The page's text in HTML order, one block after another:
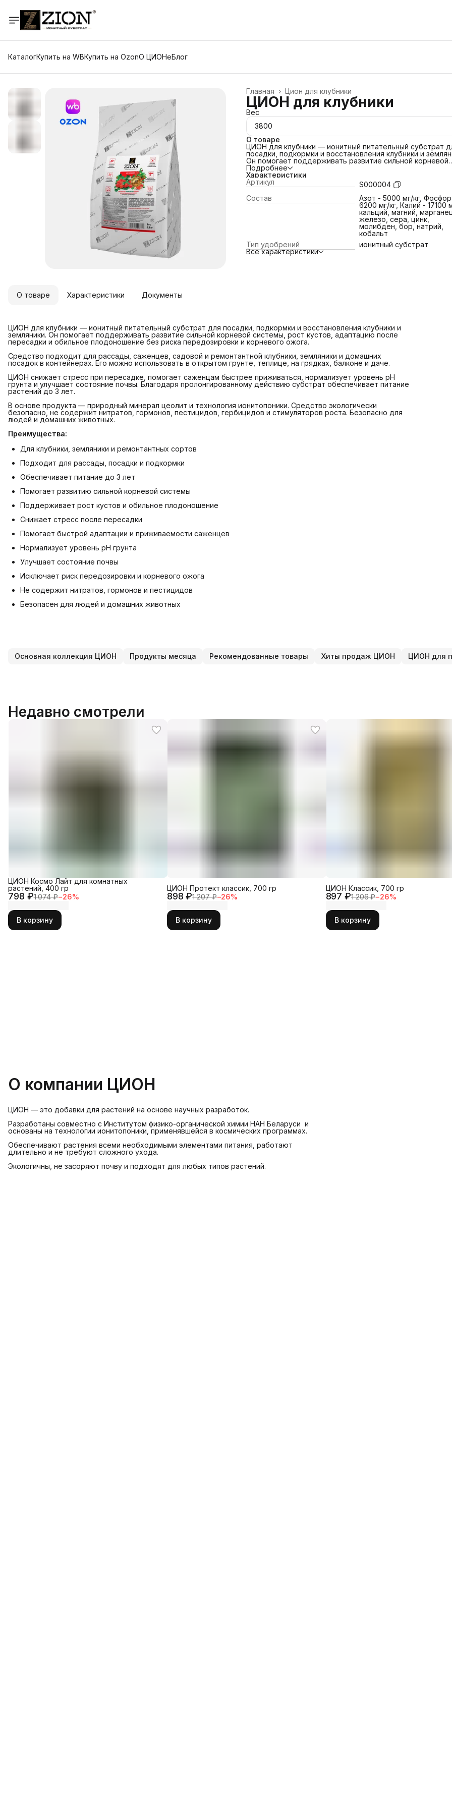
КаталогКупить на WBКупить на OzonО ЦИОНеБлог
Цион для клубники
Главная ›
ЦИОН для клубники
Вес
3800
О товаре
ЦИОН для клубники — ионитный питательный субстрат
посадки, подкормки и восстановления клубники и
Он помогает поддерживать развитие сильной корневой
системы, рост кустов, адаптацию после пересадки и
обильное плодоношение без риска передозировки и
корневого ожога.
Средство подходит для рассады, саженцев, садовой и
ремонтантной клубники, земляники и домашних посадок в
контейнерах. Его можно использовать в открытом
теплице, на грядках, балконе и даче.
ЦИОН снижает стресс при пересадке, помогает
быстрее приживаться, нормализует уровень pH грунта и
улучшает состояние почвы. Благодаря
действию субстрат обеспечивает питание растений до 3
лет.
В основе продукта — природный минерал цеолит и
Помогает развитию сильной корневой системы
Поддерживает рост кустов и обильное плодоношение
Снижает стресс после пересадки
Помогает быстрой адаптации и приживаемости саженцев
Улучшает состояние почвы
Подробнее
Характеристики
Артикул
S000004
Состав
Азот - 5000 мг/кг,
6200 мг/кг, Калий - 17100
кальций, магний,
железо, сера, цинк,
молибден, бор, натрий,
кобальт
Тип удобрений
ионитный субстрат
Все характеристики
О товаре Характеристики Документы
ЦИОН для клубники — ионитный питательный субстрат для посадки, подкормки и восстановления клубники и
земляники. Он помогает поддерживать развитие сильной корневой системы, рост кустов, адаптацию после
пересадки и обильное плодоношение без риска передозировки и корневого ожога.
Средство подходит для рассады, саженцев, садовой и ремонтантной клубники, земляники и домашних
посадок в контейнерах. Его можно использовать в открытом грунте, теплице, на грядках, балконе и даче.
ЦИОН снижает стресс при пересадке, помогает саженцам быстрее приживаться, нормализует уровень pH
грунта и улучшает состояние почвы. Благодаря пролонгированному действию субстрат обеспечивает питание
растений до 3 лет.
В основе продукта — природный минерал цеолит и технология ионитопоники. Средство экологически
безопасно, не содержит нитратов, гормонов, пестицидов, гербицидов и стимуляторов роста. Безопасно для
людей и домашних животных.
Преимущества:
Для клубники, земляники и ремонтантных сортов
Подходит для рассады, посадки и подкормки
Обеспечивает питание до 3 лет
Помогает развитию сильной корневой системы
Поддерживает рост кустов и обильное плодоношение
Снижает стресс после пересадки
Помогает быстрой адаптации и приживаемости саженцев
Нормализует уровень pH грунта
Улучшает состояние почвы
Исключает риск передозировки и корневого ожога
Не содержит нитратов, гормонов и пестицидов
Безопасен для людей и домашних животных
Основная коллекция ЦИОН Продукты месяца Рекомендованные товары Хиты продаж ЦИОН ЦИОН для
Недавно смотрели
798 ₽1 074 ₽−26%
ЦИОН Космо Лайт для комнатных
растений, 400 гр
В корзину
898 ₽1 207 ₽−26%
ЦИОН Протект классик, 700 гр
В корзину
897 ₽1 206 ₽−26%
ЦИОН Классик, 700 гр
В корзину
О компании ЦИОН
ЦИОН — это добавки для растений на основе научных разработок.
Разработаны совместно с Институтом физико-органической химии НАН Беларуси и
основаны на технологии ионитопоники, применявшейся в космических программах.
Обеспечивают растения всеми необходимыми элементами питания, работают
длительно и не требуют сложного ухода.
Экологичны, не засоряют почву и подходят для любых типов растений.